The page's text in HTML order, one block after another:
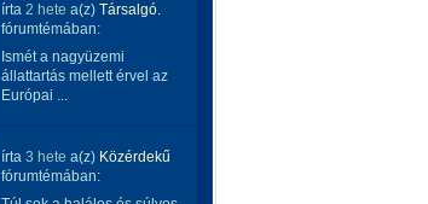
írta 2 hete a(z) Társalgó.
fórumtémában:
Ismét a nagyüzemi
állattartás mellett érvel az
Európai ...
írta 3 hete a(z) Közérdekű
fórumtémában: